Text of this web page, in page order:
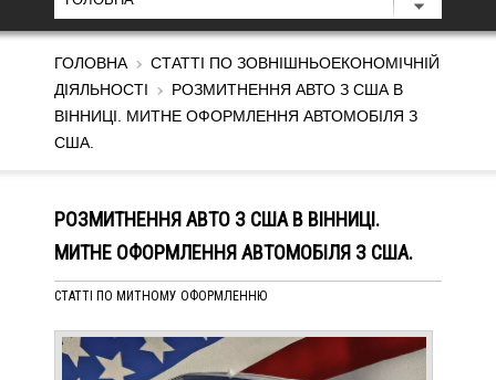
ГОЛОВНА
СТАТТІ ПО ЗОВНІШНЬОЕКОНОМІЧНІЙ
ДІЯЛЬНОСТІ
РОЗМИТНЕННЯ АВТО З США В
ВІННИЦІ. МИТНЕ ОФОРМЛЕННЯ АВТОМОБІЛЯ З
США.
РОЗМИТНЕННЯ АВТО З США В ВІННИЦІ.
МИТНЕ ОФОРМЛЕННЯ АВТОМОБІЛЯ З США.
СТАТТІ ПО МИТНОМУ ОФОРМЛЕННЮ